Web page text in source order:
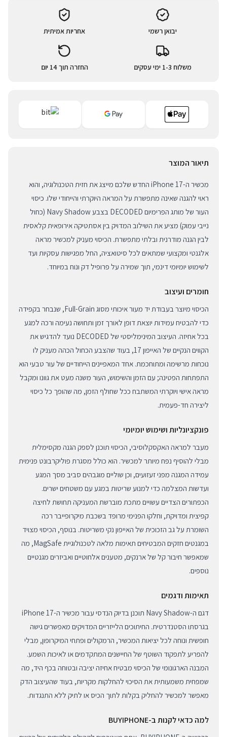
יבואן רשמי אחריות אמיתית
משלוח 1-3 ימי עסקים החזרה תוך 14 יום
תיאור המוצר
מכשיר ה-iPhone 17 החדש שלכם מייצג את חזית הטכנולוגיה, והוא
ראוי להגנה שאינה מתפשרת על המראה היוקרתי והייחודי שלו. כיסוי
העור של מותג הפרימיום DECODED בצבע Navy Shadow (כחול
נייבי עמוק) מציע את השילוב המדויק בין אסתטיקה אירופאית קלאסית
לבין הגנה מודרנית ובלתי מתפשרת. הכיסוי מעניק למכשיר מראה
אלגנטי ומקצועי שמתאים לכל סיטואציה, החל מפגישות עסקיות ועד
לשימוש יומיומי דינמי, תוך שמירה על פרופיל דק ונוח במיוחד.
חומרים ועיצוב
הכיסוי מיוצר בעבודת יד מעור איכותי מסוג Full-Grain, שנבחר בקפידה
כדי להבטיח עמידות יוצאת דופן לאורך זמן ותחושה נעימה ורכה למגע
בכל אחיזה. העיצוב המינימליסטי של DECODED נועד להדגיש את
הקווים הנקיים של האייפון 17, בעוד שהצבע הכחול הכהה מעניק לו
נוכחות מרשימה ומתוחכמת. אחד המאפיינים הייחודיים של עור טבעי הוא
התפתחות הפטינה; עם הזמן והשימוש, העור משנה מעט את גוונו ומקבל
מראה אישי ויוקרתי המשתבח ככל שחולף הזמן, מה שהופך כל כיסוי
ליצירה חד-פעמית.
פונקציונליות ושימוש יומיומי
מעבר למראה האקסקלוסיבי, הכיסוי תוכנן לספק הגנה מקסימלית
מבלי להוסיף נפח מיותר למכשיר. הוא כולל מסגרת פוליקרבונט פנימית
עמידה המגנה מפני זעזועים, וכן שוליים מוגבהים סביב מסך המגע
ועדשות המצלמה כדי למנוע שריטות במגע עם משטחים ישרים.
הכפתורים הצדיים עשויים מתכת מוברשת המעניקה תחושת לחיצה
קפיצית ומדויקת, וחלקו הפנימי מרופד בשכבת מיקרופייבר רכה
השומרת על גב הזכוכית של האייפון נקי משריטות. בנוסף, הכיסוי מצויד
במגנטים חזקים המבטיחים תאימות מלאה לטכנולוגיית MagSafe, מה
שמאפשר חיבור קל של ארנקים, מטענים אלחוטיים ואביזרים מגנטיים
נוספים.
תאימות ודגמים
דגם ה-Navy Shadow תוכנן בדיוק הנדסי עבור מכשיר ה-iPhone 17
בגרסתו הסטנדרטית. החיתוכים הלייזריים המדויקים מאפשרים גישה
חופשית ונוחה לכל יציאות המכשיר, הרמקולים ופתחי המיקרופון, מבלי
להפריע לתפקוד השוטף של החיישנים המתקדמים או לאיכות השמע.
המבנה הארגונומי של הכיסוי מבטיח אחיזה יציבה ובטוחה בכף היד, מה
שמפחית משמעותית את הסיכוי להחלקות מקריות, בעוד שהעיצוב הדק
מאפשר למכשיר להחליק בקלות לתוך הכיס או לתיק ללא התנגדות.
למה כדאי לקנות ב-BUYIPHONE